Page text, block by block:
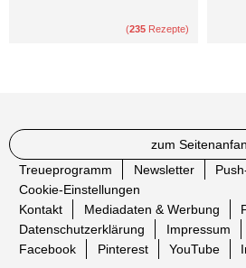
(235 Rezepte)
zum
Treueprogramm
Newsletter
Cookie-Einstellungen
Kontakt
Mediadaten & Werbung
Datenschutzerklärung
Impressum
Facebook
Pinterest YouTube